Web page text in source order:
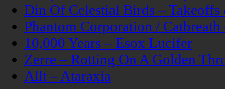
Din Of Celestial Birds –
Phantom Corporation /
10,000 Years – Esox Lucifer
Zerre – Rotting On A Golden
Allt – Ataraxia